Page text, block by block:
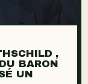
,
BARON
UN